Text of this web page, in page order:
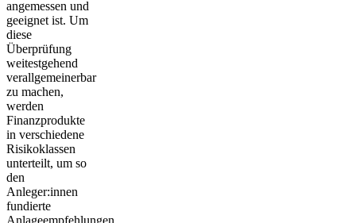
angemessen und
geeignet ist. Um
diese
Überprüfung
weitestgehend
verallgemeinerbar
zu machen,
werden
Finanzprodukte
in verschiedene
Risikoklassen
unterteilt, um so
den
Anleger:innen
fundierte
Anlageempfehlungen